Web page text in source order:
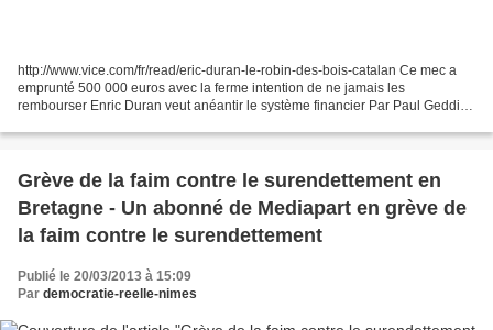
http://www.vice.com/fr/read/eric-duran-le-robin-des-bois-catalan Ce mec a
emprunté 500 000 euros avec la ferme intention de ne jamais les
rembourser Enric Duran veut anéantir le système financier Par Paul Geddis
Grève de la faim contre le surendettement en
Bretagne - Un abonné de Mediapart en grève de
la faim contre le surendettement
Publié le 20/03/2013 à 15:09
Par democratie-reelle-nimes